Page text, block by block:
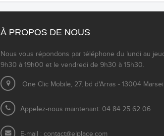
À PROPOS DE NOUS
Nous vous répondons par téléphone du lundi au
9h30 à 19h00 et le vendredi de 9h30 à 15h30.
One Clic Mobile, 27, bd d'Arras - 13004
Appelez-nous maintenant: 04 84 25 62 06
E-mail : contact@elplace.com